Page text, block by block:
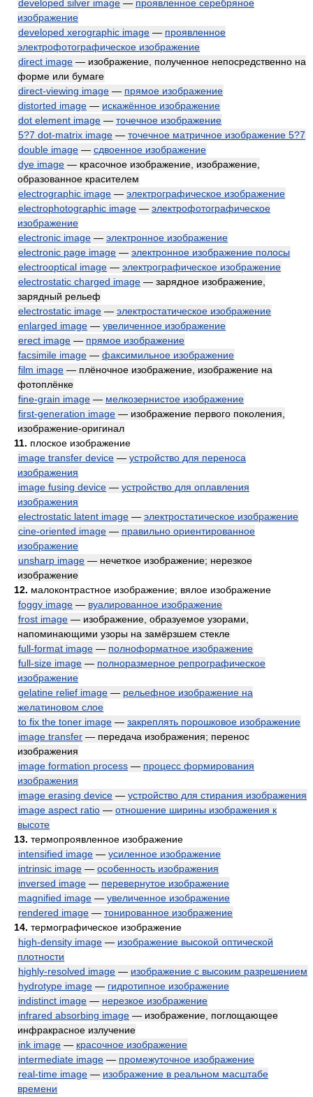
developed silver image — проявленное серебряное
изображение
developed xerographic image — проявленное
электрофотографическое изображение
direct image — изображение, полученное непосредственно на
форме или бумаге
direct-viewing image — прямое изображение
distorted image — искажённое изображение
dot element image — точечное изображение
5?7 dot-matrix image — точечное матричное изображение 5?7
double image — сдвоенное изображение
dye image — красочное изображение, изображение,
образованное красителем
electrographic image — электрографическое изображение
electrophotographic image — электрофотографическое
изображение
electronic image — электронное изображение
electronic page image — электронное изображение полосы
electrooptical image — электрографическое изображение
electrostatic charged image — зарядное изображение,
зарядный рельеф
electrostatic image — электростатическое изображение
enlarged image — увеличенное изображение
erect image — прямое изображение
facsimile image — факсимильное изображение
film image — плёночное изображение, изображение на
фотоплёнке
fine-grain image — мелкозернистое изображение
first-generation image — изображение первого поколения,
изображение-оригинал
11. плоское изображение
image transfer device — устройство для переноса
изображения
image fusing device — устройство для оплавления
изображения
electrostatic latent image — электростатическое изображение
cine-oriented image — правильно ориентированное
изображение
unsharp image — нечеткое изображение; нерезкое
изображение
12. малоконтрастное изображение; вялое изображение
foggy image — вуалированное изображение
frost image — изображение, образуемое узорами,
напоминающими узоры на замёрзшем стекле
full-format image — полноформатное изображение
full-size image — полноразмерное репрографическое
изображение
gelatine relief image — рельефное изображение на
желатиновом слое
to fix the toner image — закреплять порошковое изображение
image transfer — передача изображения; перенос
изображения
image formation process — процесс формирования
изображения
image erasing device — устройство для стирания изображения
image aspect ratio — отношение ширины изображения к
высоте
13. термопроявленное изображение
intensified image — усиленное изображение
intrinsic image — особенность изображения
inversed image — перевернутое изображение
magnified image — увеличенное изображение
rendered image — тонированное изображение
14. термографическое изображение
high-density image — изображение высокой оптической
плотности
highly-resolved image — изображение с высоким разрешением
hydrotype image — гидротипное изображение
indistinct image — нерезкое изображение
infrared absorbing image — изображение, поглощающее
инфракрасное излучение
ink image — красочное изображение
intermediate image — промежуточное изображение
real-time image — изображение в реальном масштабе
времени